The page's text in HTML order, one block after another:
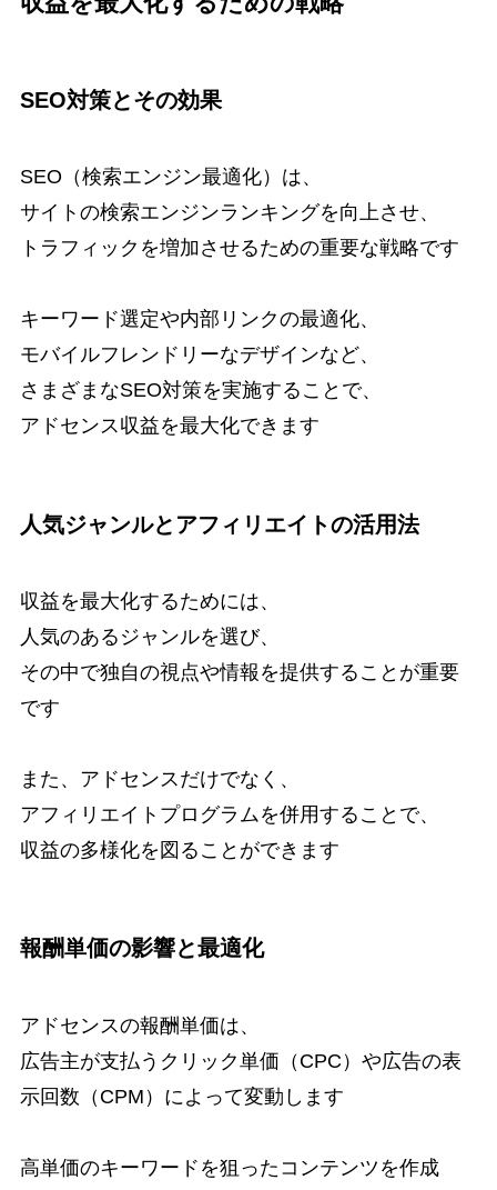
SEO対策とその効果
SEO（検索エンジン最適化）は、
サイトの検索エンジンランキングを向上させ、
トラフィックを増加させるための重要な戦略です
キーワード選定や内部リンクの最適化、
モバイルフレンドリーなデザインなど、
さまざまなSEO対策を実施することで、
アドセンス収益を最大化できます
人気ジャンルとアフィリエイトの活用法
収益を最大化するためには、
人気のあるジャンルを選び、
その中で独自の視点や情報を提供することが重要
です
また、アドセンスだけでなく、
アフィリエイトプログラムを併用することで、
収益の多様化を図ることができます
報酬単価の影響と最適化
アドセンスの報酬単価は、
広告主が支払うクリック単価（CPC）や広告の表
示回数（CPM）によって変動します
高単価のキーワードを狙ったコンテンツを作成